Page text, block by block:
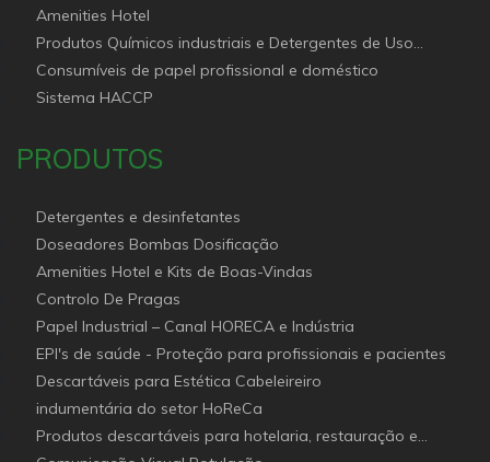
Amenities Hotel
Produtos Químicos industriais e Detergentes de Uso
Profissional e doméstico
Consumíveis de papel profissional e doméstico
Sistema HACCP
PRODUTOS
Detergentes e desinfetantes
Doseadores Bombas Dosificação
Amenities Hotel e Kits de Boas-Vindas
Controlo De Pragas
Papel Industrial – Canal HORECA e Indústria
EPI's de saúde - Proteção para profissionais e pacientes
Descartáveis para Estética Cabeleireiro
indumentária do setor HoReCa
Produtos descartáveis para hotelaria, restauração e